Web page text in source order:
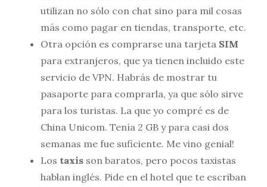
utilizan no sólo con chat sino para mil cosas
más como pagar en tiendas, transporte, etc.
Otra opción es comprarse una tarjeta SIM
para extranjeros, que ya tienen incluido este
servicio de VPN. Habrás de mostrar tu
pasaporte para comprarla, ya que sólo sirve
para los turistas. La que yo compré es de
China Unicom. Tenía 2 GB y para casi dos
semanas me fue suficiente. Me vino genial!
Los taxis son baratos, pero pocos taxistas
hablan inglés. Pide en el hotel que te escriban